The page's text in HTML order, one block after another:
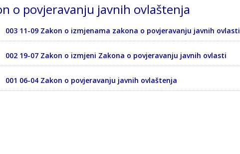
o povjeravanju javnih ovlaštenja
003 11-09 Zakon o izmjenama zakona o povjeravanju javnih ovlasti
002 19-07 Zakon o izmjeni Zakona o povjeravanju javnih ovlasti
001 06-04 Zakon o povjeravanju javnih ovlaštenja